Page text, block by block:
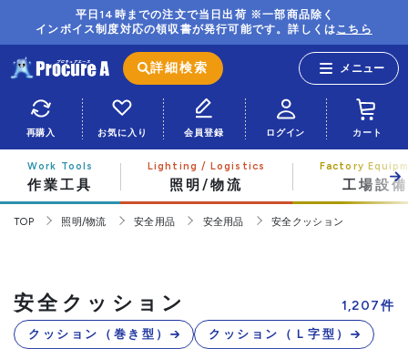
平日14時までの注文で当日出荷 ※一部商品除く
インボイス制度対応の領収書が発行可能です。詳しくはこちら
詳細検索
再購入 お気に入り 会員登録 ログイン カート
作業工具 照明/物流 工場設備
TOP 照明/物流 安全用品 安全用品 安全クッション
安全クッション 1,207件
クッション（巻き型） クッション（Ｌ字型）